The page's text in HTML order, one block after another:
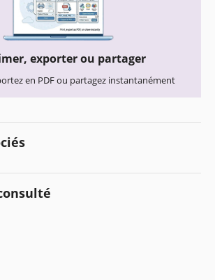
exporter ou partager
en PDF ou partagez instantanément